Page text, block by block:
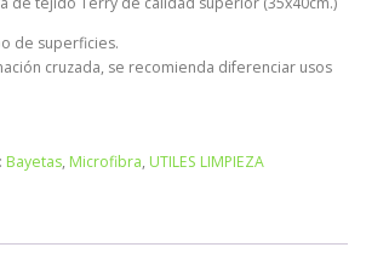
de superficies.
cruzada, se recomienda diferenciar usos
Bayetas, Microfibra, UTILES LIMPIEZA